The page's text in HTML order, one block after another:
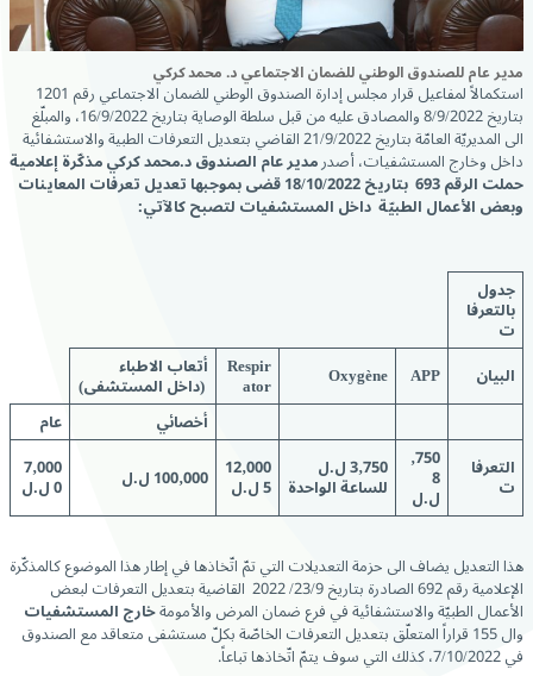
مدير عام للصندوق الوطني للضمان الاجتماعي د. محمد كركي
استكمالاً لمفاعيل قرار مجلس إدارة الصندوق الوطني للضمان الاجتماعي رقم 1201
بتاريخ 8/9/2022 والمصادق عليه من قبل سلطة الوصاية بتاريخ 16/9/2022، والمبلّغ
الى المديريّة العامّة بتاريخ 21/9/2022 القاضي بتعديل التعرفات الطبية والاستشفائية
داخل وخارج المستشفيات، أصدرمدير عام الصندوق د.محمد كركي مذكّرة إعلامية
حملت الرقم 693 بتاريخ 18/10/2022 قضى بموجبها تعديل تعرفات المعاينات
وبعض الأعمال الطبيّة داخل المستشفيات لتصبح كالآتي:
جدول
بالتعرفا
ت
البيان
APP
Oxygène
Respir
ator
أتعاب الاطباء
(داخل المستشفى)
أخصائي
عام
التعرفا
ت
750‚
8
ل.ل
750‚3 ل.ل
للساعة الواحدة
000‚12
5 ل.ل 000‚100 ل.ل 000‚7
0 ل.ل
هذا التعديل يضاف الى حزمة التعديلات التي تمّ اتّخاذها في إطار هذا الموضوع كالمذكّرة
الإعلامية رقم 692 الصادرة بتاريخ 23/9/ 2022 القاضية بتعديل التعرفات لبعض
الأعمال الطبيّة والاستشفائية في فرع ضمان المرض والأمومةخارج المستشفيات
وال 155 قراراً المتعلّق بتعديل التعرفات الخاصّة بكلّ مستشفى متعاقد مع الصندوق
في 7/10/2022، كذلك التي سوف يتمّ اتّخاذها تباعاً.